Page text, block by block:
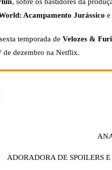
Acampamento Jurássico e
temporada de Velozes &
de dezembro na Netflix.
ADORADORA DE SPOILERS